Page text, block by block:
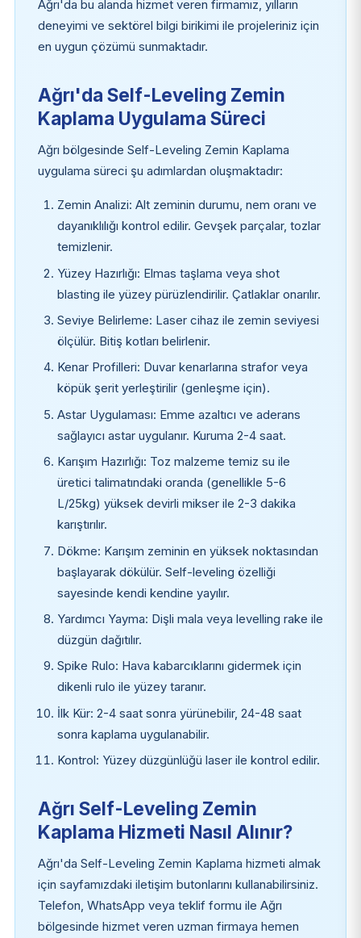
Ağrı'da bu alanda hizmet veren firmamız, yılların
deneyimi ve sektörel bilgi birikimi ile projeleriniz için
en uygun çözümü sunmaktadır.
Ağrı'da Self-Leveling Zemin
Kaplama Uygulama Süreci
Ağrı bölgesinde Self-Leveling Zemin Kaplama
uygulama süreci şu adımlardan oluşmaktadır:
Zemin Analizi: Alt zeminin durumu, nem oranı ve
dayanıklılığı kontrol edilir. Gevşek parçalar, tozlar
temizlenir.
Yüzey Hazırlığı: Elmas taşlama veya shot
blasting ile yüzey pürüzlendirilir. Çatlaklar onarılır.
Seviye Belirleme: Laser cihaz ile zemin seviyesi
ölçülür. Bitiş kotları belirlenir.
Kenar Profilleri: Duvar kenarlarına strafor veya
köpük şerit yerleştirilir (genleşme için).
Astar Uygulaması: Emme azaltıcı ve aderans
sağlayıcı astar uygulanır. Kuruma 2-4 saat.
Karışım Hazırlığı: Toz malzeme temiz su ile
üretici talimatındaki oranda (genellikle 5-6
L/25kg) yüksek devirli mikser ile 2-3 dakika
karıştırılır.
Dökme: Karışım zeminin en yüksek noktasından
başlayarak dökülür. Self-leveling özelliği
sayesinde kendi kendine yayılır.
Yardımcı Yayma: Dişli mala veya levelling rake ile
düzgün dağıtılır.
Spike Rulo: Hava kabarcıklarını gidermek için
dikenli rulo ile yüzey taranır.
İlk Kür: 2-4 saat sonra yürünebilir, 24-48 saat
sonra kaplama uygulanabilir.
Kontrol: Yüzey düzgünlüğü laser ile kontrol edilir.
Ağrı Self-Leveling Zemin
Kaplama Hizmeti Nasıl Alınır?
Ağrı'da Self-Leveling Zemin Kaplama hizmeti almak
için sayfamızdaki iletişim butonlarını kullanabilirsiniz.
Telefon, WhatsApp veya teklif formu ile Ağrı
bölgesinde hizmet veren uzman firmaya hemen